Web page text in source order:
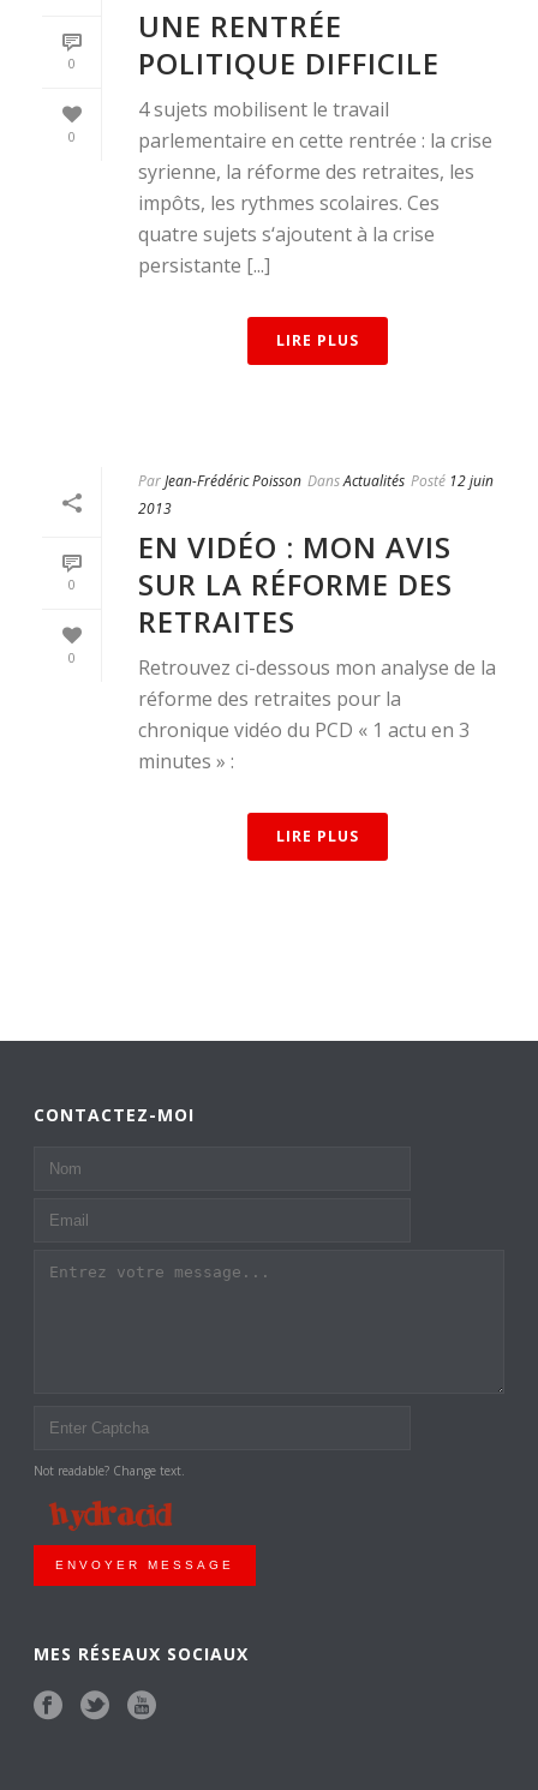
0
0
UNE RENTRÉE
POLITIQUE DIFFICILE
4 sujets mobilisent le travail
parlementaire en cette rentrée : la crise
syrienne, la réforme des retraites, les
impôts, les rythmes scolaires. Ces
quatre sujets s‘ajoutent à la crise
persistante [...]
LIRE PLUS
0
0
ParJean-Frédéric Poisson DansActualités Posté 12 juin
2013
EN VIDÉO : MON AVIS
SUR LA RÉFORME DES
RETRAITES
Retrouvez ci-dessous mon analyse de la
réforme des retraites pour la
chronique vidéo du PCD « 1 actu en 3
minutes » :
LIRE PLUS
CONTACTEZ-MOI
Not readable? Change text.
ENVOYER MESSAGE
MES RÉSEAUX SOCIAUX